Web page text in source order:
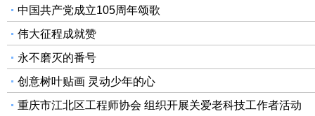
中国共产党成立105周年颂歌
伟大征程成就赞
永不磨灭的番号
创意树叶贴画 灵动少年的心
重庆市江北区工程师协会 组织开展关爱老科技工作者活动